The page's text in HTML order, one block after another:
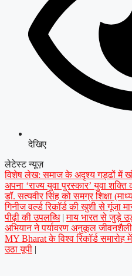
देखिए
लेटेस्ट न्यूज़
विशेष लेख: समाज के अदृश्य गड्ढों में
अपना ‘राज्य युवा पुरस्कार’ युवा
डॉ. सत्यवीर सिंह को समग्र शिक्षा
गिनीज वर्ल्ड रिकॉर्ड की खुशी से गूंजा
पीढ़ी की उपलब्धि | माय भारत से जुड़े
अभियान ने पर्यावरण अनुकूल जीवनशैली
MY Bharat के विश्व रिकॉर्ड
उठा यूपी |